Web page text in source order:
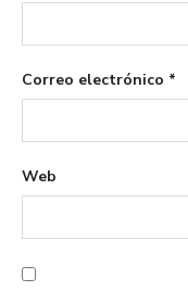
Correo electrónico *
Web